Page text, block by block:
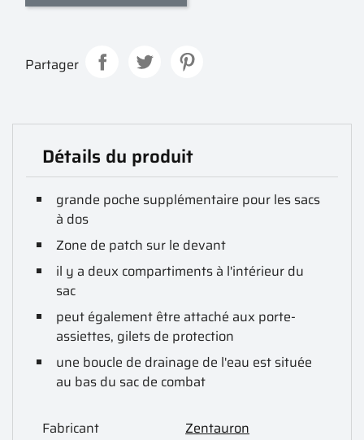
Partager
Détails du produit
grande poche supplémentaire pour les sacs
à dos
Zone de patch sur le devant
il y a deux compartiments à l'intérieur du
sac
peut également être attaché aux porte-
assiettes, gilets de protection
une boucle de drainage de l'eau est située
au bas du sac de combat
Fabricant
Zentauron